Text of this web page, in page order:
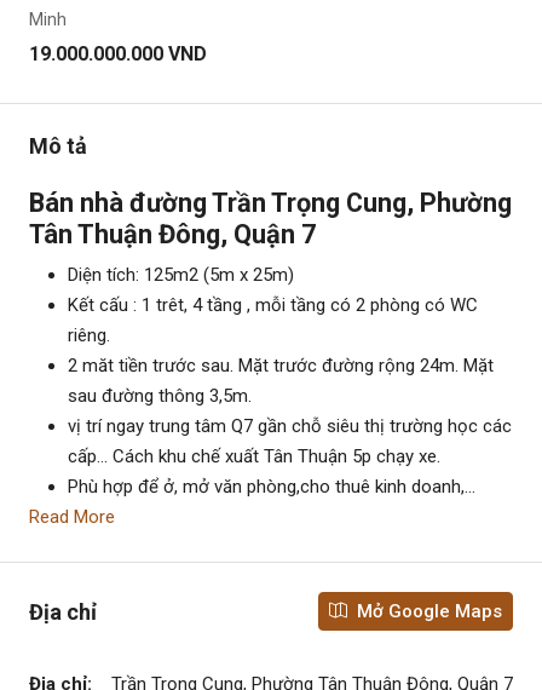
Minh
19.000.000.000 VND
Mô tả
Bán nhà đường Trần Trọng Cung, Phường
Tân Thuận Đông, Quận 7
Diện tích: 125m2 (5m x 25m)
Kết cấu : 1 trêt, 4 tầng , mỗi tầng có 2 phòng có WC
riêng.
2 măt tiền trước sau. Mặt trước đường rộng 24m. Mặt
sau đường thông 3,5m.
vị trí ngay trung tâm Q7 gần chỗ siêu thị trường học các
cấp… Cách khu chế xuất Tân Thuận 5p chạy xe.
Phù hợp để ở, mở văn phòng,cho thuê kinh doanh,…
Read More
Địa chỉ Mở Google Maps
Địa chỉ: Trần Trọng Cung, Phường Tân Thuận Đông, Quận 7